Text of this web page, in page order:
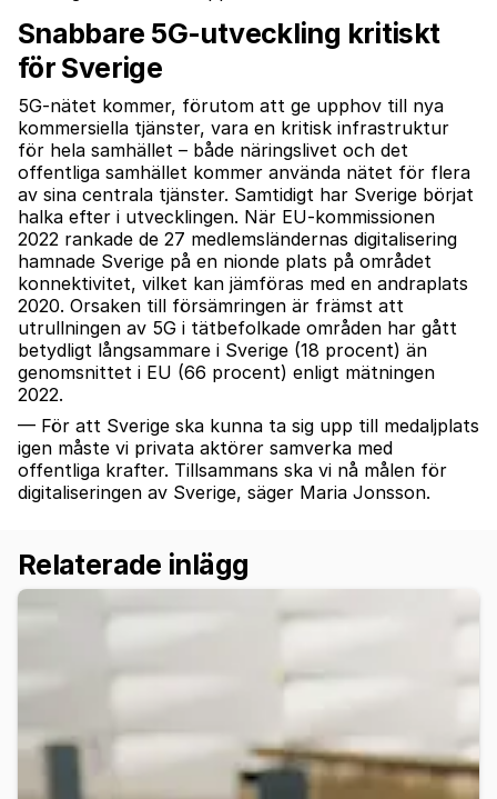
Snabbare 5G-utveckling kritiskt
för Sverige
5G-nätet kommer, förutom att ge upphov till nya
kommersiella tjänster, vara en kritisk infrastruktur
för hela samhället – både näringslivet och det
offentliga samhället kommer använda nätet för flera
av sina centrala tjänster. Samtidigt har Sverige börjat
halka efter i utvecklingen. När EU-kommissionen
2022 rankade de 27 medlemsländernas digitalisering
hamnade Sverige på en nionde plats på området
konnektivitet, vilket kan jämföras med en andraplats
2020. Orsaken till försämringen är främst att
utrullningen av 5G i tätbefolkade områden har gått
betydligt långsammare i Sverige (18 procent) än
genomsnittet i EU (66 procent) enligt mätningen
2022.
— För att Sverige ska kunna ta sig upp till medaljplats
igen måste vi privata aktörer samverka med
offentliga krafter. Tillsammans ska vi nå målen för
digitaliseringen av Sverige, säger Maria Jonsson.
Relaterade inlägg